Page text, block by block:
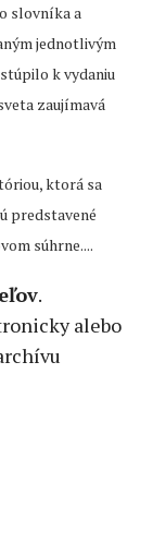
slovníka a
jednotlivým
k vydaniu
zaujímavá
ktorá sa
predstavené
súhrne....
.
alebo